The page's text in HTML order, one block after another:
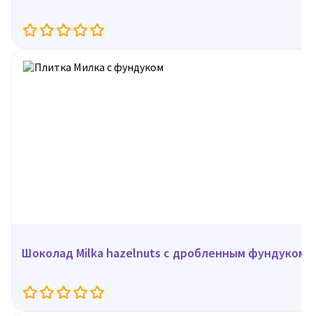
Шоколад Milka hazelnuts c дробленным фундуком,